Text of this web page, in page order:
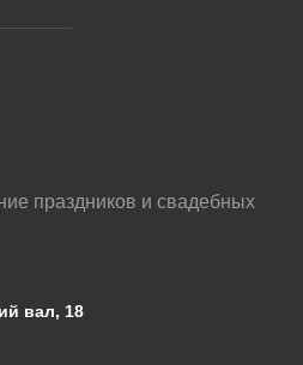
праздников и свадебных
вал, 18